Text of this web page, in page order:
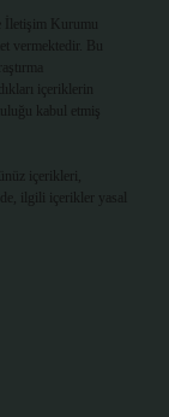
İletişim Kurumu
vermektedir. Bu
içeriklerin
kabul etmiş
içerikleri,
ilgili içerikler yasal